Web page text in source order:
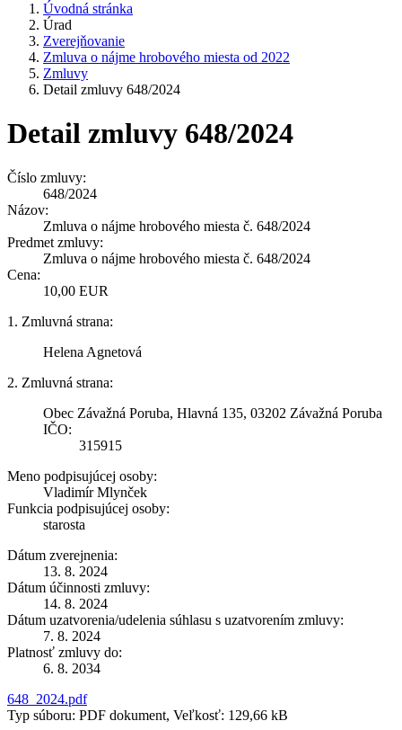
Úvodná stránka
Úrad
Zverejňovanie
Zmluva o nájme hrobového miesta od 2022
Zmluvy
Detail zmluvy 648/2024
Detail zmluvy 648/2024
Číslo zmluvy:
648/2024
Názov:
Zmluva o nájme hrobového miesta č. 648/2024
Predmet zmluvy:
Zmluva o nájme hrobového miesta č. 648/2024
Cena:
10,00 EUR
1. Zmluvná strana:
Helena Agnetová
2. Zmluvná strana:
Obec Závažná Poruba, Hlavná 135, 03202 Závažná Poruba
IČO:
315915
Meno podpisujúcej osoby:
Vladimír Mlynček
Funkcia podpisujúcej osoby:
starosta
Dátum zverejnenia:
13. 8. 2024
Dátum účinnosti zmluvy:
14. 8. 2024
Dátum uzatvorenia/udelenia súhlasu s uzatvorením zmluvy:
7. 8. 2024
Platnosť zmluvy do:
6. 8. 2034
648_2024.pdf
Typ súboru: PDF dokument, Veľkosť: 129,66 kB